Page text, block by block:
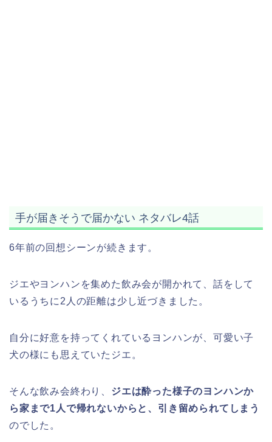
手が届きそうで届かない ネタバレ4話
6年前の回想シーンが続きます。
ジエやヨンハンを集めた飲み会が開かれて、話をして
いるうちに2人の距離は少し近づきました。
自分に好意を持ってくれているヨンハンが、可愛い子
犬の様にも思えていたジエ。
そんな飲み会終わり、 ジエは酔った様子のヨンハンか
ら家まで1人で帰れないからと、引き留められてしまう
のでした。